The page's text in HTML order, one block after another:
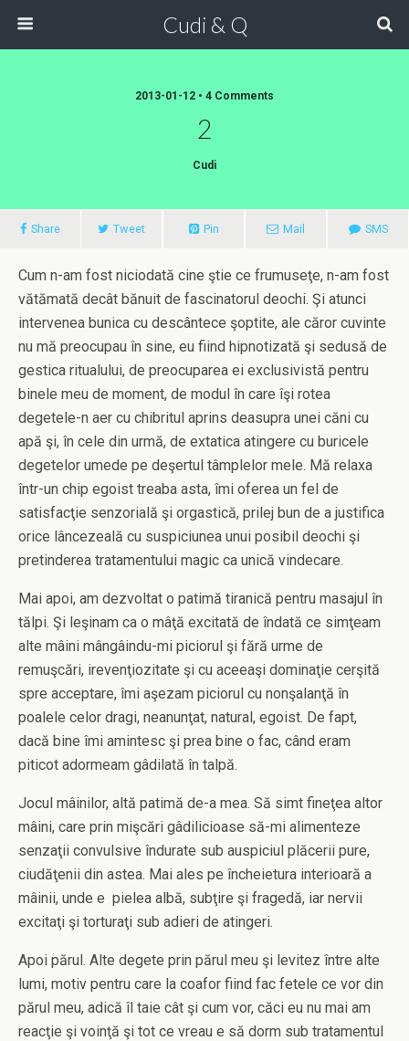
Cudi & Q
2013-01-12 • 4 Comments
2
Cudi
Share Tweet Pin Mail SMS
Cum n-am fost niciodată cine ştie ce frumuseţe, n-am fost
vătămată decât bănuit de fascinatorul deochi. Şi atunci
intervenea bunica cu descântece şoptite, ale căror cuvinte
nu mă preocupau în sine, eu fiind hipnotizată şi sedusă de
gestica ritualului, de preocuparea ei exclusivistă pentru
binele meu de moment, de modul în care îşi rotea
degetele-n aer cu chibritul aprins deasupra unei căni cu
apă şi, în cele din urmă, de extatica atingere cu buricele
degetelor umede pe deşertul tâmplelor mele. Mă relaxa
într-un chip egoist treaba asta, îmi oferea un fel de
satisfacţie senzorială şi orgastică, prilej bun de a justifica
orice lâncezeală cu suspiciunea unui posibil deochi şi
pretinderea tratamentului magic ca unică vindecare.
Mai apoi, am dezvoltat o patimă tiranică pentru masajul în
tălpi. Şi leşinam ca o mâţă excitată de îndată ce simţeam
alte mâini mângâindu-mi piciorul şi fără urme de
remuşcări, irevenţiozitate şi cu aceeaşi dominaţie cerşită
spre acceptare, îmi aşezam piciorul cu nonşalanţă în
poalele celor dragi, neanunţat, natural, egoist. De fapt,
dacă bine îmi amintesc şi prea bine o fac, când eram
piticot adormeam gâdilată în talpă.
Jocul mâinilor, altă patimă de-a mea. Să simt fineţea altor
mâini, care prin mişcări gâdilicioase să-mi alimenteze
senzaţii convulsive îndurate sub auspiciul plăcerii pure,
ciudăţenii din astea. Mai ales pe încheietura interioară a
mâinii, unde e pielea albă, subţire şi fragedă, iar nervii
excitaţi şi torturaţi sub adieri de atingeri.
Apoi părul. Alte degete prin părul meu şi levitez între alte
lumi, motiv pentru care la coafor fiind fac fetele ce vor din
părul meu, adică îl taie cât şi cum vor, căci eu nu mai am
reacţie şi voinţă şi tot ce vreau e să dorm sub tratamentul